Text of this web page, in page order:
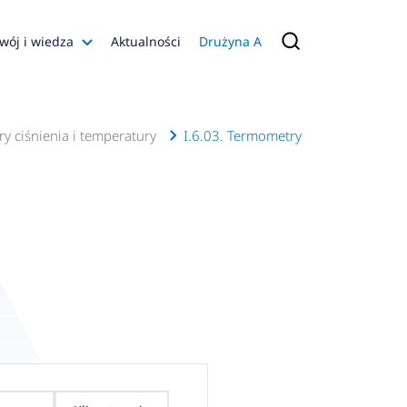
i wiedza
Konfiguratory
Aktualności Drużyna A
ciśnienia i temperatury I.6.03. Termometry